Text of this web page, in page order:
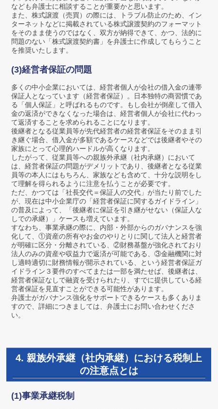
なども弁護士に相談することが重要かと思います。
また、株式譲渡（売買）の際には、トラブル防止のため、イン
ターネットなどに掲載されている株式譲渡契約のフォーマット
をそのまま使うのではなく、双方が納得できて、かつ、法的に
問題のない「株式譲渡契約書」を弁護士に作成してもらうこと
を推奨いたします。
(3)経営者保証の問題
多くの中小企業においては、経営者個人が会社の借入金の連帯
保証人となっています（経営者保証）。日本独特の商習慣であ
る「個人保証」と呼ばれるものです。もし会社が倒産して借入
金の返済ができなくなった場合は、経営者個人が会社に代わっ
て返済することを求められることになります。
後継者となる従業員等が先代経営者の経営者保証をそのまま引
き継ぐ場合、借入金が多額であるケースなどでは後継者やその
家族にとって心理的ハードルが高くなります。
したがって、従業員等への親族外承継（社内承継）において
は、経営者保証の問題がデメリットであり、後継者となる従業
員等の本人にはもちろん、家族なども含めて、十分な説明をし
て理解を得られるように注意を払うことが必要です。
ただ、かつては「社長交代＝保証人の交代」が当たり前でした
が、現在は中小企業庁の「経営者保証に関するガイドライン」
の普及によって、「後継者に保証を引き継がせない（保証人な
しでの承継）」ケースも増えています。
すなわち、事業承継の際に、内部・外部からのガバナンスを強
化して、①資産の所有やお金のやりとりに関して法人と経営者
が明確に区分・分離されている、②財務基盤が強化されており
法人のみの資産や収益力で返済が可能である、③金融機関に対
し適時適切に財務情報が開示されている、という経営者保証ガ
イドライン３要件のすべてまたは一部を満たせば、後継者は、
経営者保証なしで融資を受けられたり、すでに提供している経
営者保証を見直すことができる可能性があります。
弁護士がガバナンス強化をサポートできるケースも多くありま
すので、詳細につきましては、弁護士にお問い合わせくださ
い。
4. 親族外承継（社内承継）における税制上
の注意点とは
(1)事業承継税制